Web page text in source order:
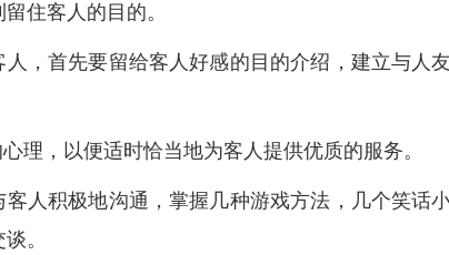
住客人的目的。
，首先要留给客人好感的目的介绍，建立与人友
理，以便适时恰当地为客人提供优质的服务。
人积极地沟通，掌握几种游戏方法，几个笑话
。